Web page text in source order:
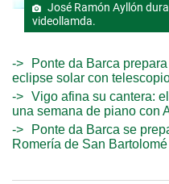
José Ramón Ayllón
videollamda.
Ponte da Barca
eclipse solar con
Vigo afina su cantera:
una semana de piano con
Ponte da Barca se
Romería de San Bartolomé